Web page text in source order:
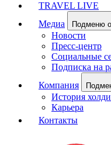
TRAVEL LIVE
Медиа
Подменю
Новости
Пресс-центр
Социальные
Подписка на
Компания
История
Карьера
Контакты